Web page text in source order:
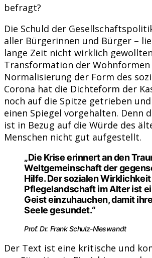
befragt?
Die Schuld der
aller Bürgerinnen und Bürger –
lange Zeit nicht wirklich gewollten
Transformation der
Normalisierung der Form des
Corona hat die Dichteform der
noch auf die Spitze getrieben
einen Spiegel vorgehalten. Denn
ist in Bezug auf die Würde des
Menschen nicht gut aufgestellt.
„Die Krise erinnert an den
Weltgemeinschaft der
Hilfe. Der sozialen
Pflegelandschaft im Alter ist
Geist einzuhauchen, damit
Seele gesundet.“
Prof. Dr. Frank Schulz-Nieswandt
Der Text ist eine kritische und